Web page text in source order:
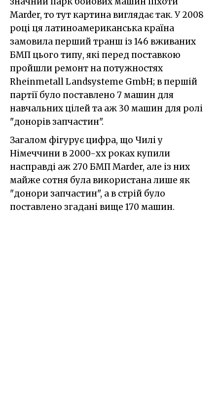
Marder, то тут картина виглядає так. У 2008
році ця латиноамериканська країна
замовила перший транш із 146 вживаних
БМП цього типу, які перед поставкою
пройшли ремонт на потужностях
Rheinmetall Landsysteme GmbH; в першій
партії було поставлено 7 машин для
навчальних цілей та аж 30 машин для ролі
"донорів запчастин".
Загалом фігурує цифра, що Чилі у
Німеччини в 2000-хх роках купили
насправді аж 270 БМП Marder, але із них
майже сотня була використана лише як
"донори запчастин", а в стрій було
поставлено згадані вище 170 машин.